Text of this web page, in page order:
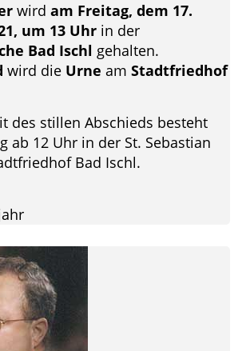
wird am Freitag, dem 17.
um 13 Uhr in der
Bad Ischl gehalten.
wird die Urne am Stadtfriedhof
des stillen Abschieds besteht
ab 12 Uhr in der St. Sebastian
Bad Ischl.